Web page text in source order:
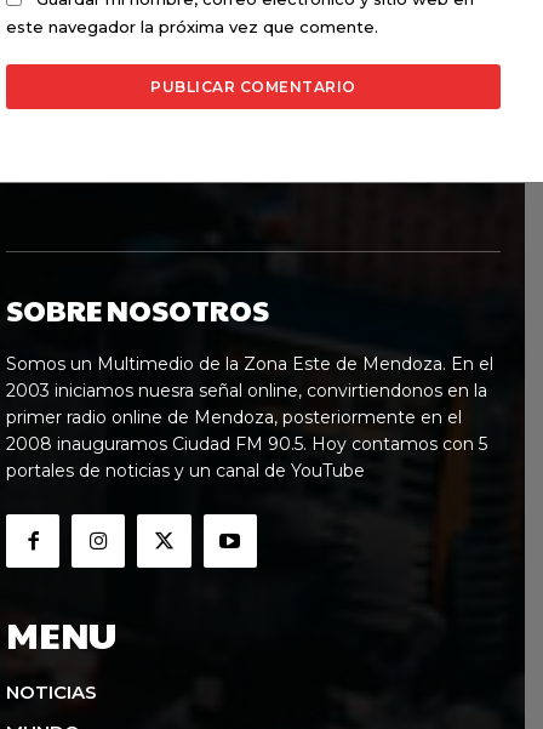
este navegador la próxima vez que comente.
SOBRE NOSOTROS
Somos un Multimedio de la Zona Este de Mendoza. En el
2003 iniciamos nuesra señal online, convirtiendonos en la
primer radio online de Mendoza, posteriormente en el
2008 inauguramos Ciudad FM 90.5. Hoy contamos con 5
portales de noticias y un canal de YouTube
MENU
NOTICIAS